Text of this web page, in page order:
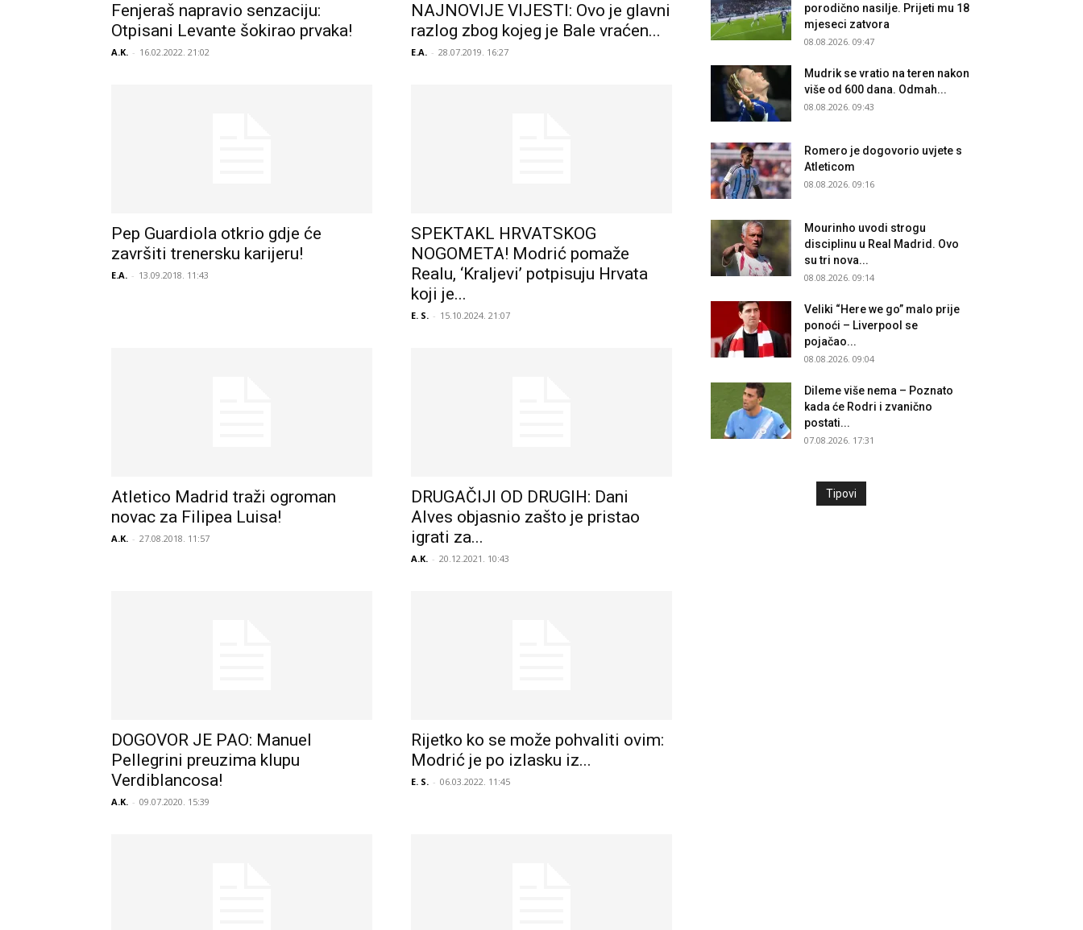
Fenjeraš napravio senzaciju:
Otpisani Levante šokirao prvaka!
A.K. - 16.02.2022. 21:02
NAJNOVIJE VIJESTI: Ovo je glavni
razlog zbog kojeg je Bale vraćen...
E.A. - 28.07.2019. 16:27
Pep Guardiola otkrio gdje će
završiti trenersku karijeru!
E.A. - 13.09.2018. 11:43
SPEKTAKL HRVATSKOG
NOGOMETA! Modrić pomaže
Realu, ‘Kraljevi’ potpisuju Hrvata
koji je...
E. S. - 15.10.2024. 21:07
Atletico Madrid traži ogroman
novac za Filipea Luisa!
A.K. - 27.08.2018. 11:57
DRUGAČIJI OD DRUGIH: Dani
Alves objasnio zašto je pristao
igrati za...
A.K. - 20.12.2021. 10:43
DOGOVOR JE PAO: Manuel
Pellegrini preuzima klupu
Verdiblancosa!
A.K. - 09.07.2020. 15:39
Rijetko ko se može pohvaliti ovim:
Modrić je po izlasku iz...
E. S. - 06.03.2022. 11:45
porodično nasilje. Prijeti mu 18
mjeseci zatvora
08.08.2026. 09:47
Mudrik se vratio na teren nakon
više od 600 dana. Odmah...
08.08.2026. 09:43
Romero je dogovorio uvjete s
Atleticom
08.08.2026. 09:16
Mourinho uvodi strogu
disciplinu u Real Madrid. Ovo
su tri nova...
08.08.2026. 09:14
Veliki “Here we go” malo prije
ponoći – Liverpool se
pojačao...
08.08.2026. 09:04
Dileme više nema – Poznato
kada će Rodri i zvanično
postati...
07.08.2026. 17:31
Tipovi